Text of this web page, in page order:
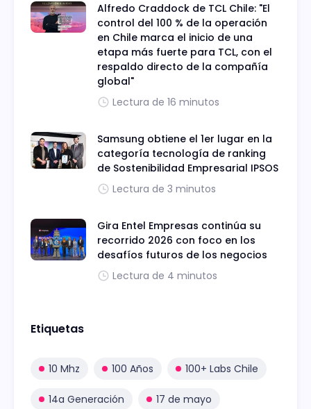
Alfredo Craddock de TCL Chile: "El
control del 100 % de la operación
en Chile marca el inicio de una
etapa más fuerte para TCL, con el
respaldo directo de la compañía
global"
Lectura de 16 minutos
Samsung obtiene el 1er lugar en la
categoría tecnología de ranking
de Sostenibilidad Empresarial IPSOS
Lectura de 3 minutos
Gira Entel Empresas continúa su
recorrido 2026 con foco en los
desafíos futuros de los negocios
Lectura de 4 minutos
Etiquetas
10 Mhz 100 Años 100+ Labs Chile
14a Generación 17 de mayo